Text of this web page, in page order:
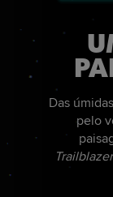
Das
pelo
Trailblazer